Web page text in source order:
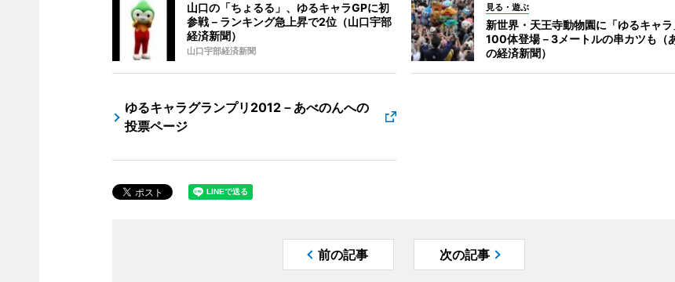
山口の「ちょるる」、ゆるキャラGPに初
参戦－ランキング急上昇で2位（山口宇部
経済新聞）
山口宇部経済新聞
見る・遊ぶ
新世界・天王寺動物園に「ゆるキャラ
100体登場－3メートルの串カツも（
の経済新聞）
ゆるキャラグランプリ2012－あべのんへの
投票ページ
前の記事 次の記事